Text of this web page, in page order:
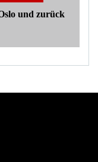
und zurück